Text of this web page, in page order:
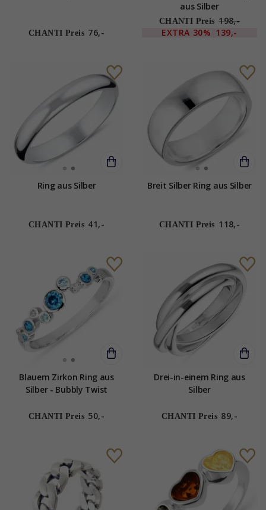
CHANTI Preis 76,-
aus Silber
CHANTI Preis 198,-
EXTRA 30% 139,-
Ring aus Silber
CHANTI Preis 41,-
Breit Silber Ring aus Silber
CHANTI Preis 118,-
Blauem Zirkon Ring aus
Silber - Bubbly Twist
CHANTI Preis 50,-
Drei-in-einem Ring aus
Silber
CHANTI Preis 89,-